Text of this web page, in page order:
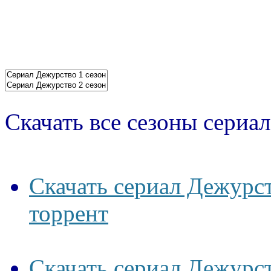
Скачать все сезоны
Скачать сериал
торрент